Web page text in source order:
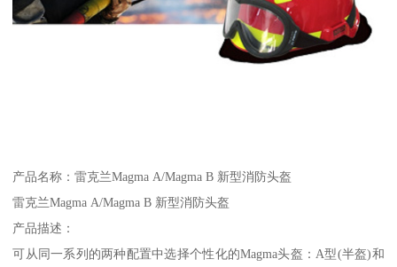
产品名称：雷克兰Magma A/Magma B 新型消防头盔
雷克兰Magma A/Magma B 新型消防头盔
产品描述：
可从同一系列的两种配置中选择个性化的Magma头盔：A型(半盔)和